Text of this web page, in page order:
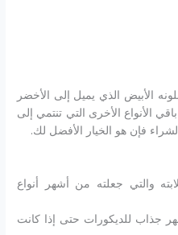
الأبيض الذي يميل إلى الأخضر
الأنواع الأخرى التي تنتمي إلى
فإن هو الخيار الأفضل لك.
والتي جعلته من أشهر أنواع
جذاب للديكورات حتى إذا كانت